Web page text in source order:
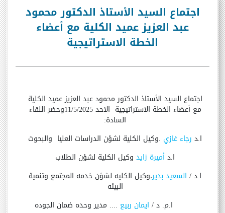
اجتماع السيد الأستاذ الدكتور محمود
عبد العزيز عميد الكلية مع أعضاء
الخطة الاستراتيجية
اجتماع السيد الأستاذ الدكتور محمود عبد العزيز عميد الكلية
مع أعضاء الخطة الاستراتيجية الاحد 11/5/2025 وحضر اللقاء
السادة:
ا.د رجاء غازي .وكيل الكلية لشؤن الدراسات العليا والبحوث
ا.دأميرة زايد وكيل الكلية لشؤن الطلاب
ا.د / السعيد بدير،وكيل الكليه لشؤن خدمه المجتمع وتنمية
البيئه
ا.م. د / ايمان ربيع .... مدير وحده ضمان الجوده